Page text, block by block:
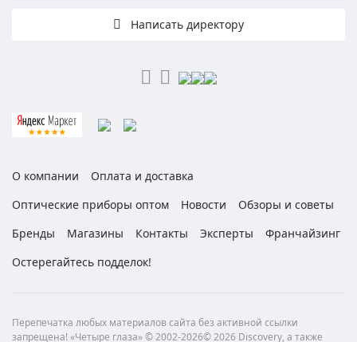
Написать директору
О компании
Оплата и доставка
Оптические приборы оптом
Новости
Обзоры и советы
Бренды
Магазины Контакты Эксперты
Франчайзинг
Остерегайтесь подделок!
Перепечатка любых материалов сайта без активной ссылки
запрещена! «Четыре глаза» © 2002-2026© 2026 Discovery, а также